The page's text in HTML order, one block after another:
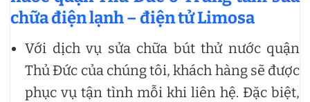
chữa điện lạnh – điện tử Limosa
Với dịch vụ sửa chữa bút thử nước quận
Thủ Đức của chúng tôi, khách hàng sẽ được
phục vụ tận tình mỗi khi liên hệ. Đặc biệt,